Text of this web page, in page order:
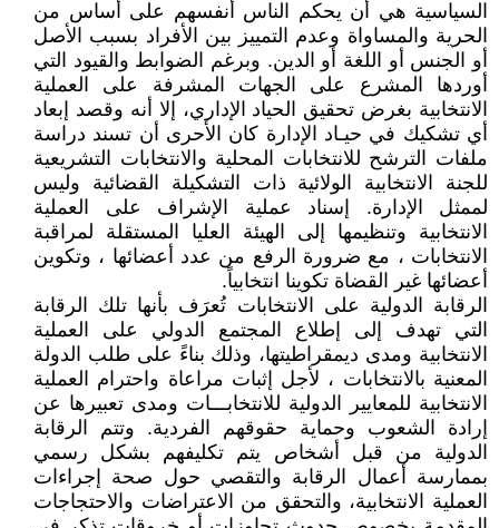
السياسية هي أن يحكم الناس أنفسهم على أساس من
الحرية والمساواة وعدم التمييز بين الأفراد بسبب الأصل
أو الجنس أو اللغة أو الدين. وبرغم الضوابط والقيود التي
أوردها المشرع على الجهات المشرفة على العملية
الانتخابية بغرض تحقيق الحياد الإداري، إلا أنه وقصد إبعاد
أي تشكيك في حيـاد الإدارة كان الأحرى أن تسند دراسة
ملفات الترشح للانتخابات المحلية والانتخابات التشريعية
للجنة الانتخابية الولائية ذات التشكيلة القضائية وليس
لممثل الإدارة. إسناد عملية الإشراف على العملية
الانتخابية وتنظيمها إلى الهيئة العليا المستقلة لمراقبة
الانتخابات ، مع ضرورة الرفع من عدد أعضائها ، وتكوين
أعضائها غير القضاة تكوينا انتخابياً.
الرقابة الدولية على الانتخابات تُعرَف بأنها تلك الرقابة
التي تهدف إلى إطلاع المجتمع الدولي على العملية
الانتخابية ومدى ديمقراطيتها، وذلك بناءً على طلب الدولة
المعنية بالانتخابات ، لأجل إثبات مراعاة واحترام العملية
الانتخابية للمعايير الدولية للانتخابـــات ومدى تعبيرها عن
إرادة الشعوب وحماية حقوقهم الفردية. وتتم الرقابة
الدولية من قبل أشخاص يتم تكليفهم بشكل رسمي
بممارسة أعمال الرقابة والتقصي حول صحة إجراءات
العملية الانتخابية، والتحقق من الاعتراضات والاحتجاجات